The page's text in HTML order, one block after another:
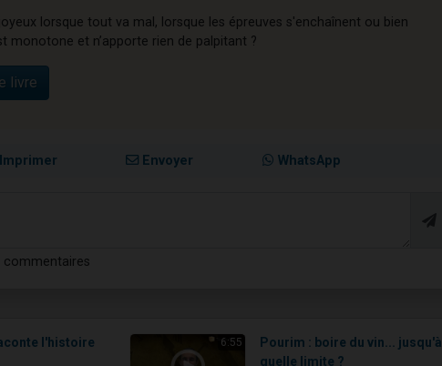
lorsque tout va mal, lorsque les épreuves s'enchaînent ou bien
monotone et n’apporte rien de palpitant ?
livre
Imprimer Envoyer WhatsApp
commentaires
l'histoire
6:55
Pourim : boire du vin... jusqu'à
quelle limite ?